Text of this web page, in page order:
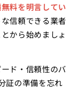
無料を明言してい
信頼できる業者
から始めましょ
ド・信頼性のバ
証の準備を忘れ